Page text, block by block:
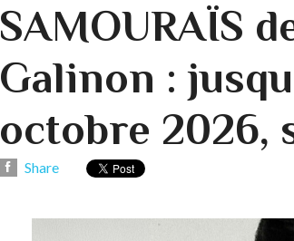
SAMOURAÏS
Galinon :
octobre 2026,
Share